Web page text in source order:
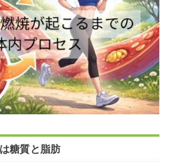
糖質と脂肪